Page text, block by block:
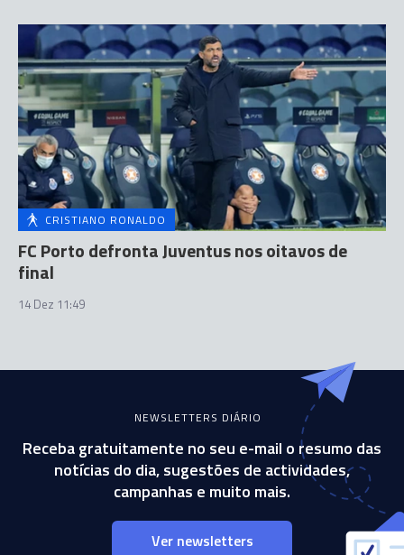
CRISTIANO RONALDO
FC Porto defronta Juventus nos oitavos de
final
14 Dez 11:49
NEWSLETTERS DIÁRIO
Receba gratuitamente no seu e-mail o resumo das
notícias do dia, sugestões de actividades,
campanhas e muito mais.
Ver newsletters